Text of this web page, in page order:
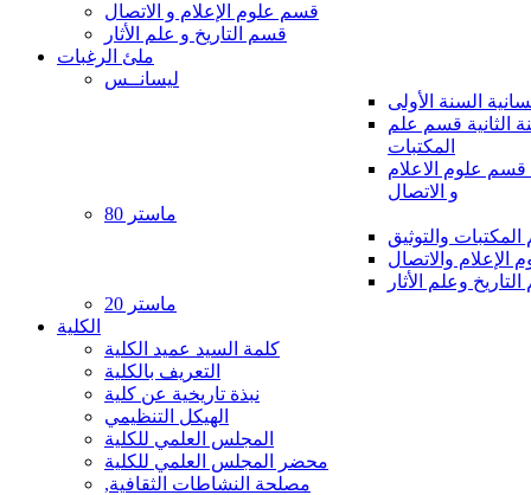
قسم علوم الإعلام و الاتصال
قسم التاريخ و علم الأثار
ملئ الرغبات
ليسانــس
السنة الأولى
الثانية قسم علم
المكتبات
قسم علوم الاعلام
و الاتصال
ماستر 80
والتوثيق
الإعلام والاتصال
وعلم الأثار
ماستر 20
الكلية
كلمة السيد عميد الكلية
التعريف بالكلية
نبذة تاريخية عن كلية
الهيكل التنظيمي
المجلس العلمي للكلية
محضر المجلس العلمي للكلية
مصلحة النشاطات الثقافية,